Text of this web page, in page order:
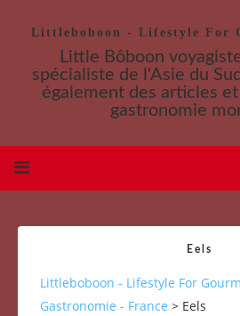
Littleboboon - Lifestyle For
Little Bôboon
spécialiste de l'Asie du
également des articles
gastronomie
Eels
Littleboboon - Lifestyle For
Gastronomie - France > Eels